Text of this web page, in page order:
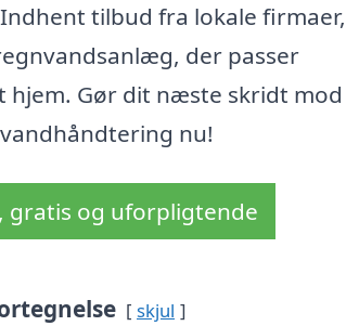
tilbud fra lokale firmaer,
der passer
hjem. Gør dit næste skridt mod
nu!
gratis og uforpligtende
skjul